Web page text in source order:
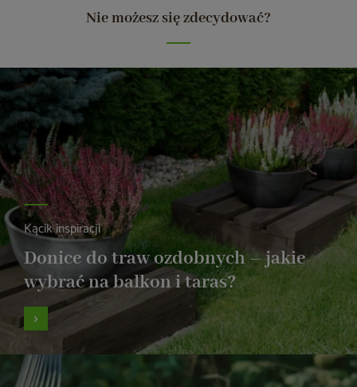
Nie możesz się zdecydować?
Kącik inspiracji
Donice do traw ozdobnych – jakie
wybrać na balkon i taras?